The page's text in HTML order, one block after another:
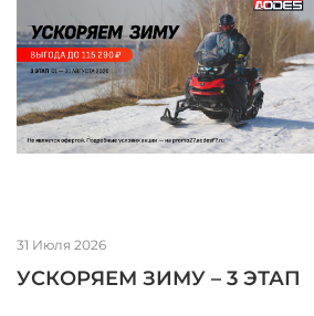
31 Июля 2026
УСКОРЯЕМ ЗИМУ – 3 ЭТАП